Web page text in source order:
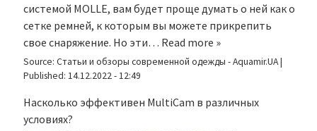
системой MOLLE, вам будет проще думать о ней как о
сетке ремней, к которым вы можете прикрепить
свое снаряжение. Но эти… Read more »
Source: Статьи и обзоры современной одежды - Aquamir.UA|
Published: 14.12.2022 - 12:49
Насколько эффективен MultiCam в различных
условиях?